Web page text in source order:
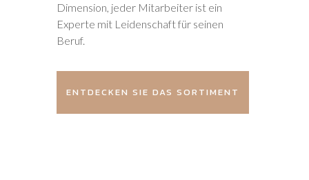
Dimension, jeder Mitarbeiter ist ein
Experte mit Leidenschaft für seinen
Beruf.
ENTDECKEN SIE DAS SORTIMENT